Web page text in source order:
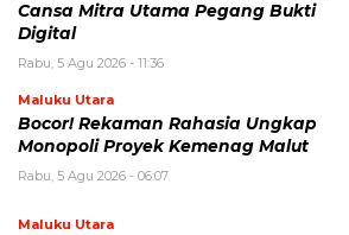
Cansa Mitra Utama Pegang Bukti
Digital
Rabu, 5 Agu 2026 - 11:36
Maluku Utara
Bocor! Rekaman Rahasia Ungkap
Monopoli Proyek Kemenag Malut
Rabu, 5 Agu 2026 - 06:07
Maluku Utara